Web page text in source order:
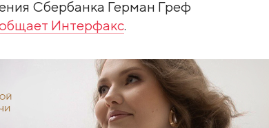
Сбербанка Герман Греф
Интерфакс.